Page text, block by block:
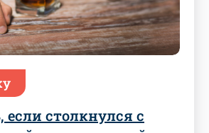
если столкнулся с